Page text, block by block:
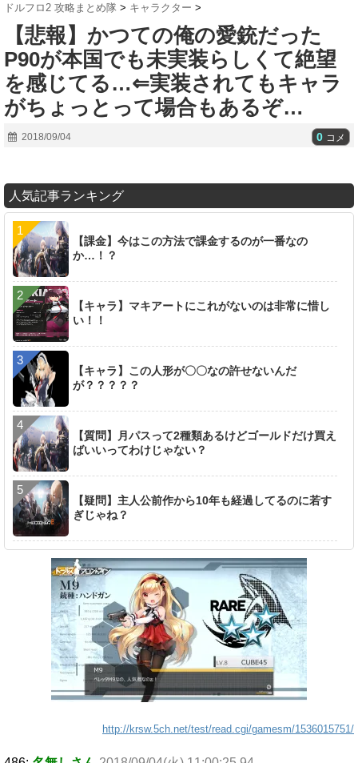
ドルフロ2 攻略まとめ隊 > キャラクター >
【悲報】かつての俺の愛銃だった
P90が本国でも未実装らしくて絶望
を感じてる…⇐実装されてもキャラ
がちょっとって場合もあるぞ…
2018/09/04 0 コメ
人気記事ランキング
【課金】今はこの方法で課金するのが一番なの
か…！？
【キャラ】マキアートにこれがないのは非常に惜し
い！！
【キャラ】この人形が〇〇なの許せないんだ
が？？？？？
【質問】月パスって2種類あるけどゴールドだけ買え
ばいいってわけじゃない？
【疑問】主人公前作から10年も経過してるのに若す
ぎじゃね？
http://krsw.5ch.net/test/read.cgi/gamesm/1536015751/